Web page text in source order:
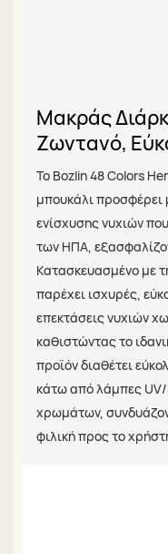
Μακράς
Ζωντανό,
Το Bozlin 48 Colors
μπουκάλι προσφέρει
ενίσχυσης νυχιών
των ΗΠΑ,
Κατασκευασμένο με
παρέχει ισχυρές,
επεκτάσεις νυχιών
καθιστώντας το
προϊόν διαθέτει
κάτω από λάμπες UV/
χρωμάτων,
φιλική προς το